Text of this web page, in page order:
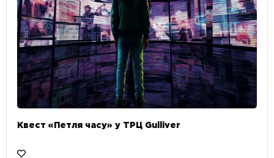
Квест «Петля часу» у ТРЦ Gulliver